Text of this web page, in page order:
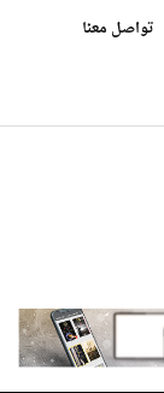
تواصل معنا